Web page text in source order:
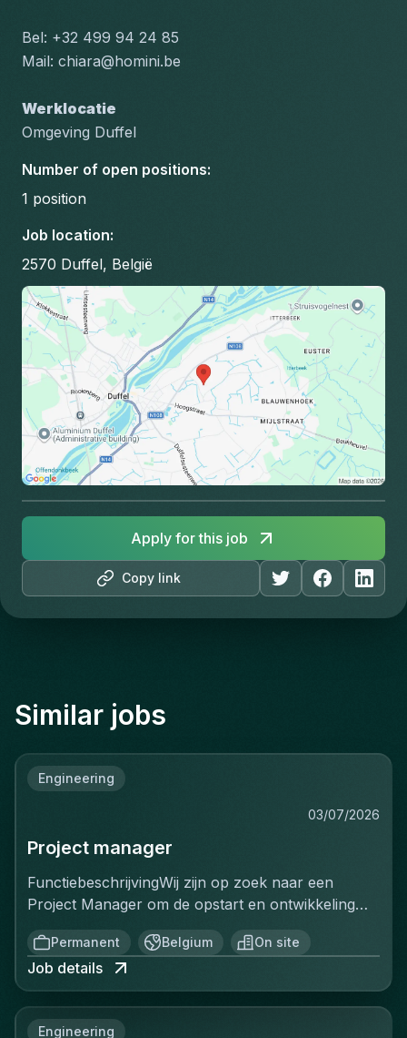
Bel: +32 499 94 24 85
Mail: chiara@homini.be
Werklocatie
Omgeving Duffel
Number of open positions:
1 position
Job location:
2570 Duffel, België
Copy link
Apply for this job
Similar jobs
Engineering
03/07/2026
Project manager
FunctiebeschrijvingWij zijn op zoek naar een
Project Manager om de opstart en ontwikkeling
van een volledig nieuwe productielijn voor
ventilatiekanalen te leiden. Je bent
verantwoordelijk voor de volledige uitrol van dit
strategische project, van de opstartfase tot het
Permanent Belgium On site
Job details
Engineering